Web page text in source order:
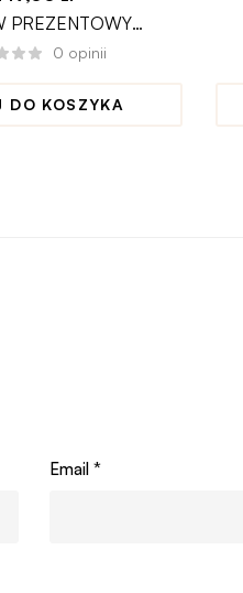
PREZENTOWY
PREMIUM DZIEŃ
0 opinii
DO KOSZYKA
Email *